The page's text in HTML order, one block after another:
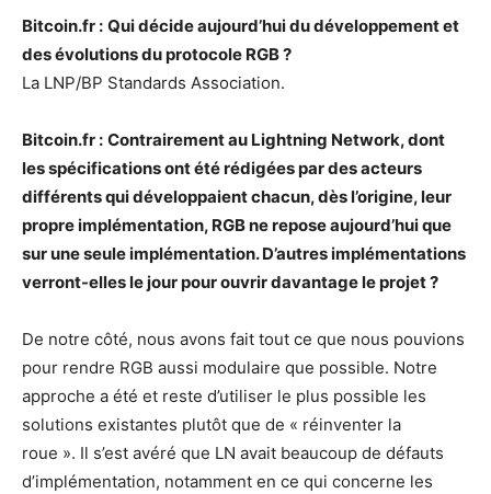
Bitcoin.fr : Qui décide aujourd’hui du développement et
des évolutions du protocole RGB ?
La LNP/BP Standards Association.
Bitcoin.fr : Contrairement au Lightning Network, dont
les spécifications ont été rédigées par des acteurs
différents qui développaient chacun, dès l’origine, leur
propre implémentation, RGB ne repose aujourd’hui que
sur une seule implémentation. D’autres implémentations
verront-elles le jour pour ouvrir davantage le projet ?
De notre côté, nous avons fait tout ce que nous pouvions
pour rendre RGB aussi modulaire que possible. Notre
approche a été et reste d’utiliser le plus possible les
solutions existantes plutôt que de « réinventer la
roue ». Il s’est avéré que LN avait beaucoup de défauts
d’implémentation, notamment en ce qui concerne les